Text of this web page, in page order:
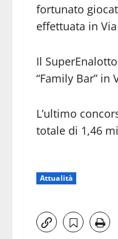
fortunato
effettuata in
Il
“Family Bar” in
L’ultimo
totale di 1,46
Attualità